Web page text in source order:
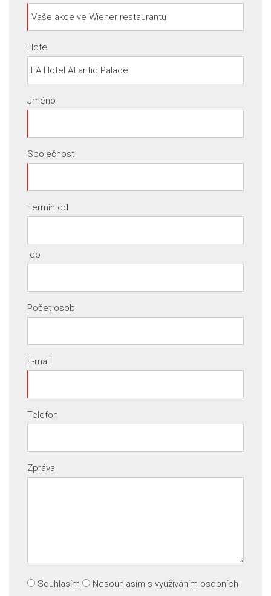
Hotel
Jméno
Společnost
Termín od
do
Počet osob
E-mail
Telefon
Zpráva
Souhlasím Nesouhlasím s využíváním osobních